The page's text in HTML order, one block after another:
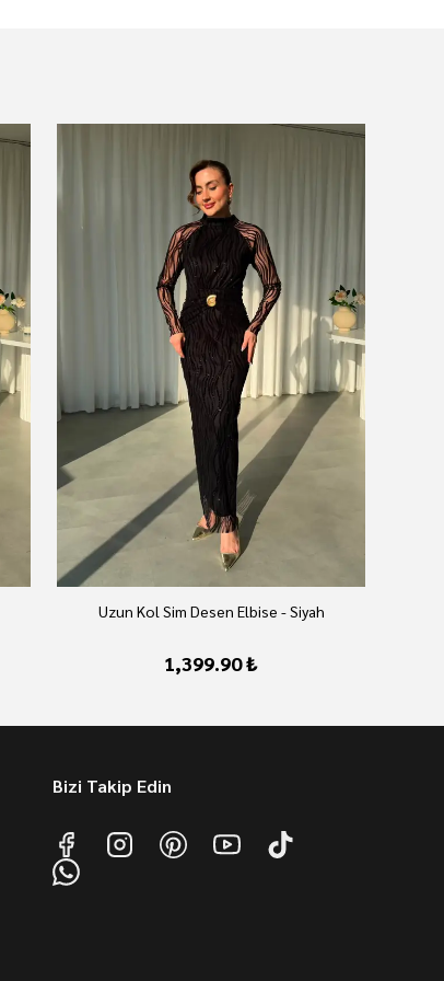
Uzun Kol Sim Desen Elbise - Siyah
1,399.90 ₺
Bizi Takip Edin